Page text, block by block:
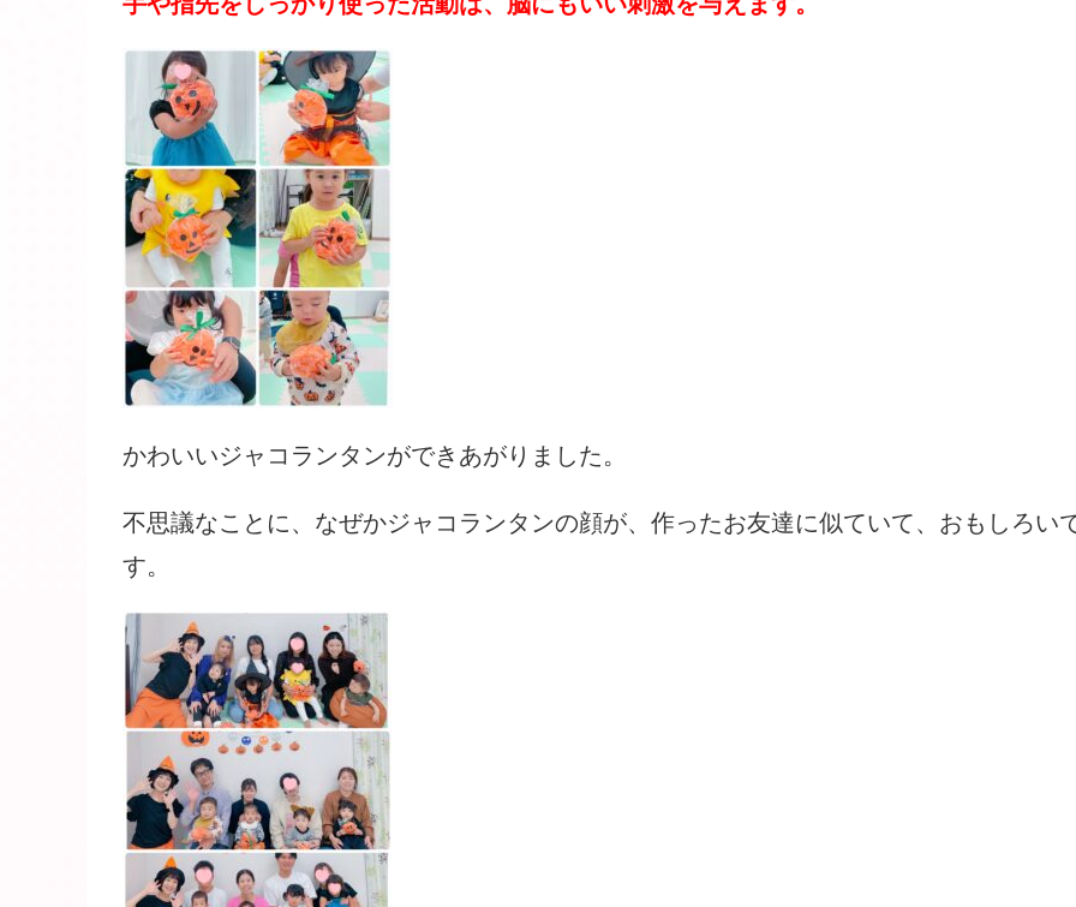
かわいいジャコランタンができあがりました。
不思議なことに、なぜかジャコランタンの顔が、作ったお友達に似ていて、おもしろい
す。